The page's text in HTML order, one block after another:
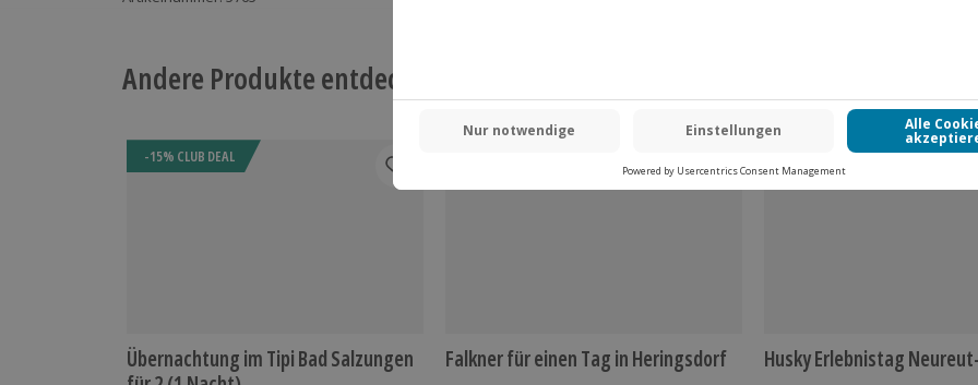
Andere Produkte entdecken
-15% CLUB DEAL
Übernachtung im Tipi Bad Salzungen
Falkner für einen Tag in Heringsdorf Husky Erlebnistag